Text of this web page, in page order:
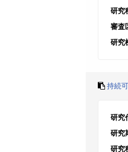
研究
審査
研究
持続
研究
研究
研究